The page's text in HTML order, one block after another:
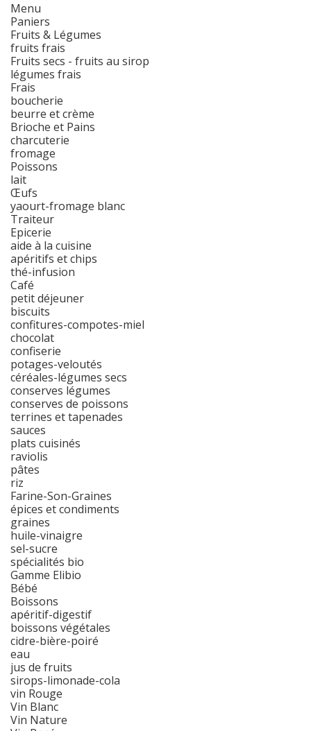
Menu
Paniers
Fruits & Légumes
fruits frais
Fruits secs - fruits au sirop
légumes frais
Frais
boucherie
beurre et crème
Brioche et Pains
charcuterie
fromage
Poissons
lait
Œufs
yaourt-fromage blanc
Traiteur
Epicerie
aide à la cuisine
apéritifs et chips
thé-infusion
Café
petit déjeuner
biscuits
confitures-compotes-miel
chocolat
confiserie
potages-veloutés
céréales-légumes secs
conserves légumes
conserves de poissons
terrines et tapenades
sauces
plats cuisinés
raviolis
pâtes
riz
Farine-Son-Graines
épices et condiments
graines
huile-vinaigre
sel-sucre
spécialités bio
Gamme Elibio
Bébé
Boissons
apéritif-digestif
boissons végétales
cidre-bière-poiré
eau
jus de fruits
sirops-limonade-cola
vin Rouge
Vin Blanc
Vin Nature